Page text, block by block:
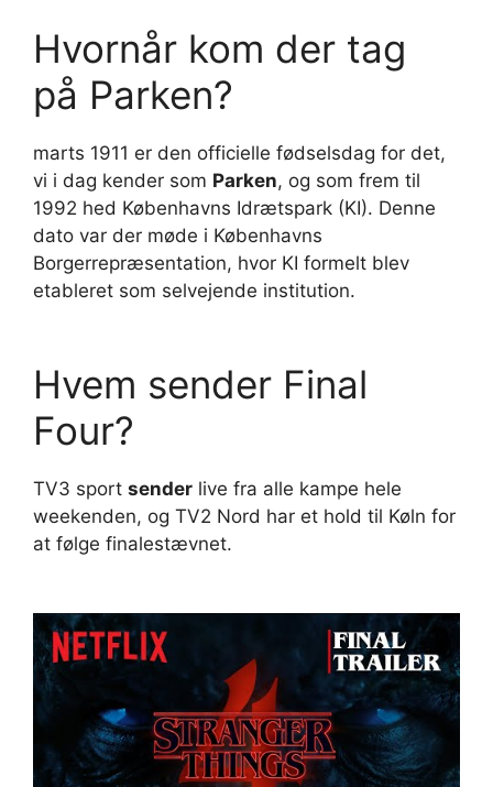
Hvornår kom der tag
på Parken?
marts 1911 er den officielle fødselsdag for det,
vi i dag kender som Parken, og som frem til
1992 hed Københavns Idrætspark (KI). Denne
dato var der møde i Københavns
Borgerrepræsentation, hvor KI formelt blev
etableret som selvejende institution.
Hvem sender Final
Four?
TV3 sport sender live fra alle kampe hele
weekenden, og TV2 Nord har et hold til Køln for
at følge finalestævnet.